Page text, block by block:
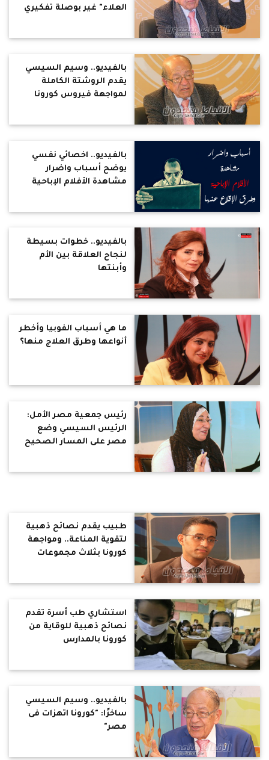
العلاء" غير بوصلة تفكيري
بالفيديو.. وسيم السيسي
يقدم الروشتة الكاملة
لمواجهة فيروس كورونا
بالفيديو.. اخصائي نفسي
يوضح أسباب واضرار
مشاهدة الأفلام الإباحية
بالفيديو.. خطوات بسيطة
لنجاح العلاقة بين الأم
وأبنتها
ما هي أسباب الفوبيا وأخطر
أنواعها وطرق العلاج منها؟
رئيس جمعية مصر الأمل:
الرئيس السيسي وضع
مصر على المسار الصحيح
طبيب يقدم نصائح ذهبية
لتقوية المناعة.. ومواجهة
كورونا بثلاث مجموعات
استشاري طب أسرة تقدم
نصائح ذهبية للوقاية من
كورونا بالمدارس
بالفيديو.. وسيم السيسي
ساخرًا: "كورونا اتهزات فى
مصر"